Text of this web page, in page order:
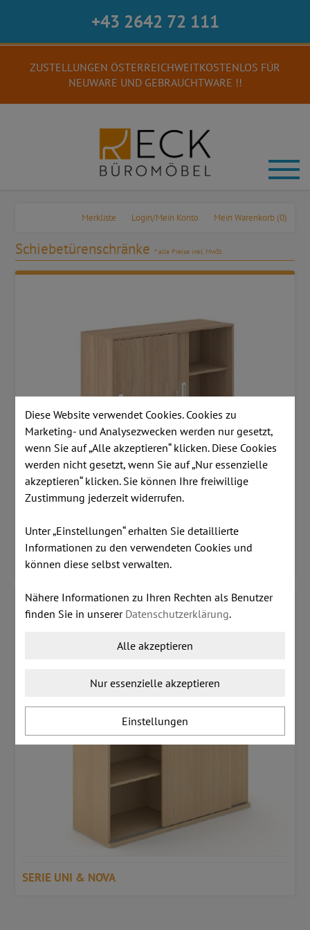
+43 2642 72 111
ZUSTELLUNGEN ÖSTERREICHWEITKOSTENLOS FÜR
NEUWARE UND GEBRAUCHTWARE !!
Mein Warenkorb (0)
Login/Mein Konto
Merkliste
Schiebetürenschränke * alle Preise inkl. MwSt.
SERIE CHOICE
SERIE UNI & NOVA
Diese Website verwendet Cookies. Cookies zu
Marketing- und Analysezwecken werden nur gesetzt,
wenn Sie auf „Alle akzeptieren“ klicken. Diese Cookies
werden nicht gesetzt, wenn Sie auf „Nur essenzielle
akzeptieren“ klicken. Sie können Ihre freiwillige
Zustimmung jederzeit widerrufen.
Unter „Einstellungen“ erhalten Sie detaillierte
Informationen zu den verwendeten Cookies und
können diese selbst verwalten.
Nähere Informationen zu Ihren Rechten als Benutzer
finden Sie in unserer Datenschutzerklärung.
Alle akzeptieren
Nur essenzielle akzeptieren
Einstellungen